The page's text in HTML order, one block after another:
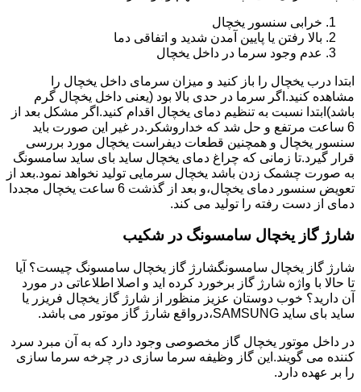
خرابی سنسور یخچال
بالا رفتن یا پایین آمدن شدید و اتفاقی دما
عدم وجود سرما در داخل یخچال
ابتدا درب یخچال را باز کنید و میزان سرمای داخل یخچال را
مشاهده کنید.اگر سرما در حدی بالا بود (یعنی داخل یخچال گرم
باشد)ابتدا نسبت به تنظیم دمای یخچال اقدام کنید.اگر مشکل بعد از
6 ساعت مرتفع و حل شد که خداروشکر.در غیر این صورت باید
سنسور یخچال و همچنین قطعات دیفراست یخچال مورد بررسی
قرار گیرد.تا زمانی که چراغ دمای یخچال ساید بای ساید سامسونگ
به صورت چشمک زدن باشد یخچال سرمایی تولید نخواهد نمود.بعد از
تعویض سنسور دمای یخچال،و بعد از گذشت 6 ساعت یخچال مجددا
دمای از دست رفته را تولید می کند.
شارژ گاز یخچال سامسونگ در شکیب
شارژ گاز یخچال سامسونگشارژ گاز یخچال سامسونگ چیست؟ آیا
تا حالا با واژه شارژ گاز برخورد کرده اید و اصلا اطلاعاتی در مورد
آن دارید؟ خوب دوستان عزیز منظور از شارژ گاز یخچال فریزر یا
ساید بای ساید SAMSUNG،درواقع شارژ گاز موتور می باشد.
در داخل موتور یخچال گاز مخصوصی وجود دارد که به آن مبرد سرد
کننده می گویند.این گاز وظیفه سرما سازی در چرخه سرما سازی
را بر عهده دارد.